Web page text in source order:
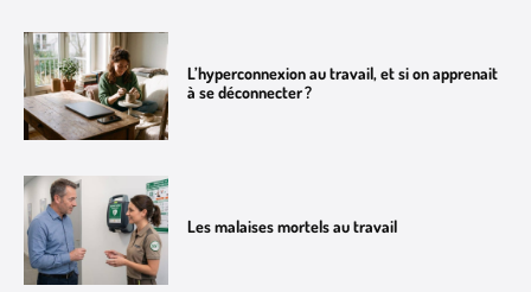
L’hyperconnexion au travail, et si on apprenait
à se déconnecter ?
Les malaises mortels au travail